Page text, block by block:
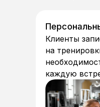
Клиенты
на
каждую